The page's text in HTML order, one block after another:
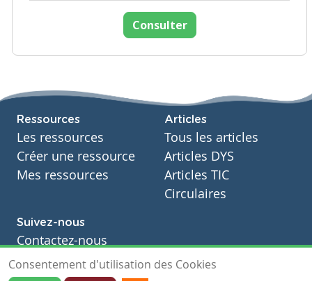
Consulter
Ressources
Les ressources
Créer une ressource
Mes ressources
Articles
Tous les articles
Articles DYS
Articles TIC
Circulaires
Suivez-nous
Contactez-nous
Soutien scolaire
Consentement d'utilisation des Cookies